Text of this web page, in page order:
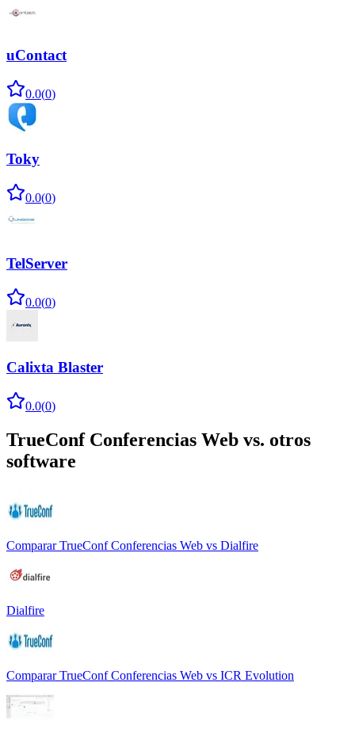
uContact
0.0(0)
Toky
0.0(0)
TelServer
0.0(0)
Calixta Blaster
0.0(0)
TrueConf Conferencias Web vs. otros
software
Comparar TrueConf Conferencias Web vs Dialfire
Dialfire
Comparar TrueConf Conferencias Web vs ICR Evolution